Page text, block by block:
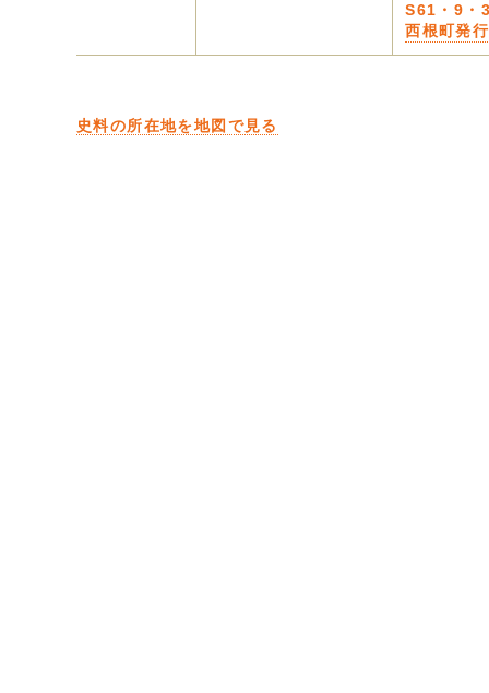
S61・9
西根町発行
史料の所在地を地図で見る